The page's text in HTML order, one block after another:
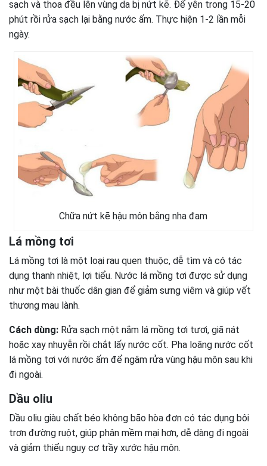
sạch và thoa đều lên vùng da bị nứt kẽ. Để yên trong 15-20
phút rồi rửa sạch lại bằng nước ấm. Thực hiện 1-2 lần mỗi
ngày.
Chữa nứt kẽ hậu môn bằng nha đam
Lá mồng tơi
Lá mồng tơi là một loại rau quen thuộc, dễ tìm và có tác
dụng thanh nhiệt, lợi tiểu. Nước lá mồng tơi được sử dụng
như một bài thuốc dân gian để giảm sưng viêm và giúp vết
thương mau lành.
Cách dùng: Rửa sạch một nắm lá mồng tơi tươi, giã nát
hoặc xay nhuyễn rồi chắt lấy nước cốt. Pha loãng nước cốt
lá mồng tơi với nước ấm để ngâm rửa vùng hậu môn sau khi
đi ngoài.
Dầu oliu
Dầu oliu giàu chất béo không bão hòa đơn có tác dụng bôi
trơn đường ruột, giúp phân mềm mại hơn, dễ dàng đi ngoài
và giảm thiểu nguy cơ trầy xước hậu môn.